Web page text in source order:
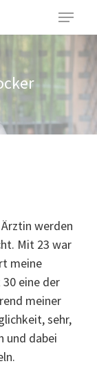
werden
Mit 23 war
meine
eine der
meiner
sehr,
und dabei